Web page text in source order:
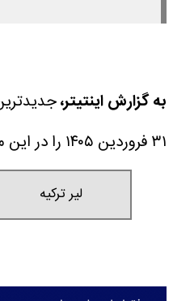
به گزارش اینتیتر،
۳۱ فروردین ۱۴۰۵ را در این مطلب مشاهده میکنید.
لیر ترکیه